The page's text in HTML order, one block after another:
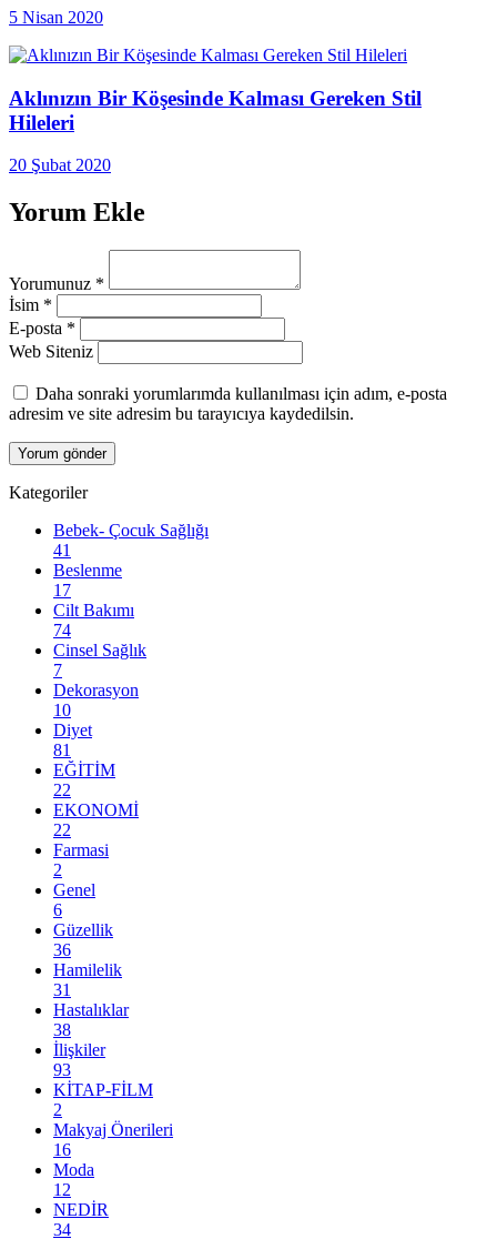
5 Nisan 2020
Aklınızın Bir Köşesinde Kalması Gereken Stil
Hileleri
20 Şubat 2020
Yorum Ekle
Yorumunuz *
İsim *
E-posta *
Web Siteniz
Daha sonraki yorumlarımda kullanılması için adım, e-posta
adresim ve site adresim bu tarayıcıya kaydedilsin.
Kategoriler
Bebek- Çocuk Sağlığı
41
Beslenme
17
Cilt Bakımı
74
Cinsel Sağlık
7
Dekorasyon
10
Diyet
81
EĞİTİM
22
EKONOMİ
22
Farmasi
2
Genel
6
Güzellik
36
Hamilelik
31
Hastalıklar
38
İlişkiler
93
KİTAP-FİLM
2
Makyaj Önerileri
16
Moda
12
NEDİR
34